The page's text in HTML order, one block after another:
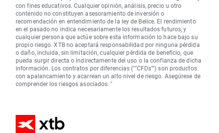
con fines educativos. Cualquier opinión, análisis, precio u otro
contenido no constituyen asesoramiento de inversión o
recomendación en entendimiento de la ley de Belice. El rendimiento
en el pasado no indica necesariamente los resultados futuros, y
cualquier persona que actúe sobre esta información lo hace bajo su
propio riesgo. XTB no aceptará responsabilidad por ninguna pérdida
o daño, incluida, sin limitación, cualquier pérdida de beneficio, que
pueda surgir directa o indirectamente del uso o la confianza de dicha
información. Los contratos por diferencias (""CFDs"") son productos
con apalancamiento y acarrean un alto nivel de riesgo. Asegúrese de
comprender los riesgos asociados. "